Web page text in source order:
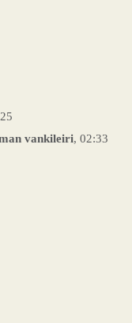
vankileiri, 02:33